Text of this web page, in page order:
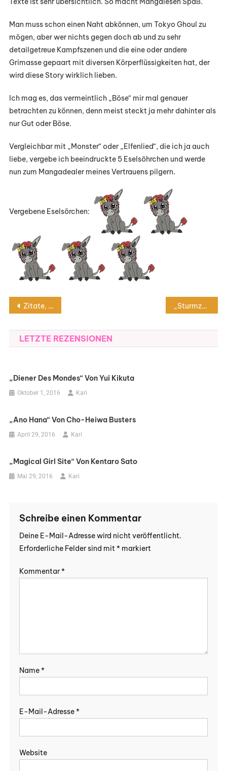
Man muss schon einen Naht abkönnen, um Tokyo Ghoul zu
mögen, aber wer nichts gegen doch ab und zu sehr
detailgetreue Kampfszenen und die eine oder andere
Grimasse gepaart mit diversen Körperflüssigkeiten hat, der
wird diese Story wirklich lieben.
Ich mag es, das vermeintlich „Böse“ mir mal genauer
betrachten zu können, denn meist steckt ja mehr dahinter als
nur Gut oder Böse.
Vergleichbar mit „Monster“ oder „Elfenlied“, die ich ja auch
liebe, vergebe ich beeindruckte 5 Eselsöhrchen und werde
nun zum Mangadealer meines Vertrauens pilgern.
Vergebene Eselsörchen:
Beitragsnavigation
Zitate, die nachhallen „Sturmzeit“ von Charlotte Link
LETZTE REZENSIONEN
„Diener Des Mondes“ Von Yui Kikuta
Oktober 1, 2016 Kari
„Ano Hana“ Von Cho-Heiwa Busters
April 29, 2016 Kari
„Magical Girl Site“ Von Kentaro Sato
Mai 29, 2016 Kari
Schreibe einen Kommentar
Deine E-Mail-Adresse wird nicht veröffentlicht.
Erforderliche Felder sind mit*markiert
Kommentar*
Name*
E-Mail-Adresse*
Website